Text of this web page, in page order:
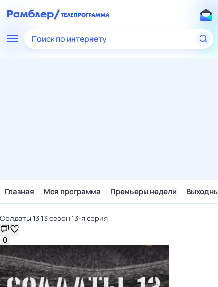
Поиск по интернету
Главная Моя программа Премьеры недели
Солдаты 13 13 сезон 13-я серия
0